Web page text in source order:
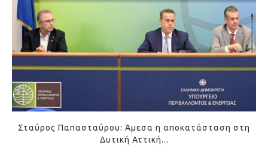
Σταύρος Παπασταύρου: Άμεσα η αποκατάσταση στη
Δυτική Αττική...